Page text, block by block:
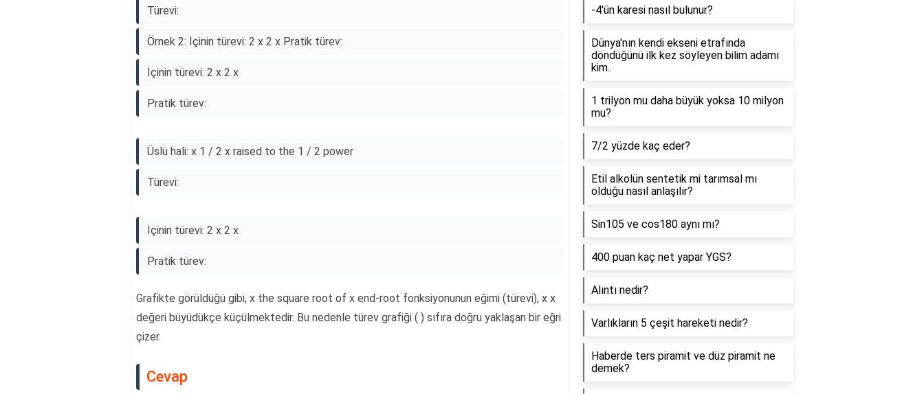
Türevi:
Örnek 2: İçinin türevi: 2 x 2 x Pratik türev:
İçinin türevi: 2 x 2 x
Pratik türev:
Üslü hali: x 1 / 2 x raised to the 1 / 2 power
Türevi:
İçinin türevi: 2 x 2 x
Pratik türev:
Grafikte görüldüğü gibi, x the square root of x end-root fonksiyonunun eğimi (türevi), x x
değeri büyüdükçe küçülmektedir. Bu nedenle türev grafiği ( ) sıfıra doğru yaklaşan bir eğri
çizer.
Cevap
-4'ün karesi nasıl bulunur?
Dünya'nın kendi ekseni etrafında
döndüğünü ilk kez söyleyen bilim adamı
kim..
1 trilyon mu daha büyük yoksa 10 milyon
mu?
7/2 yüzde kaç eder?
Etil alkolün sentetik mi tarımsal mı
olduğu nasıl anlaşılır?
Sin105 ve cos180 aynı mı?
400 puan kaç net yapar YGS?
Alıntı nedir?
Varlıkların 5 çeşit hareketi nedir?
Haberde ters piramit ve düz piramit ne
demek?